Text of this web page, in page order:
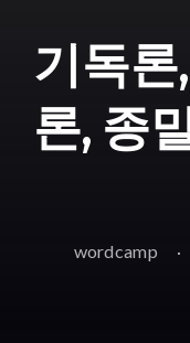
기독론
론, 종
wordcamp